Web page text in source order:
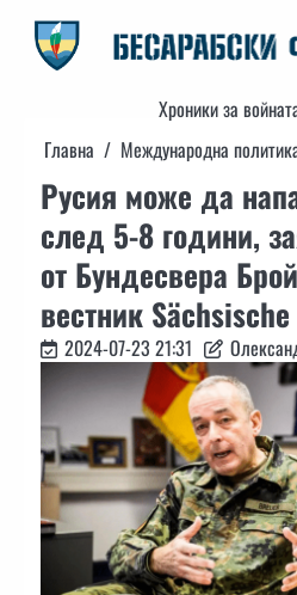
content
Хроники за
Главна
Международна
Русия може да
след 5-8 години,
от Бундесвера
вестник
2024-07-23 21:31